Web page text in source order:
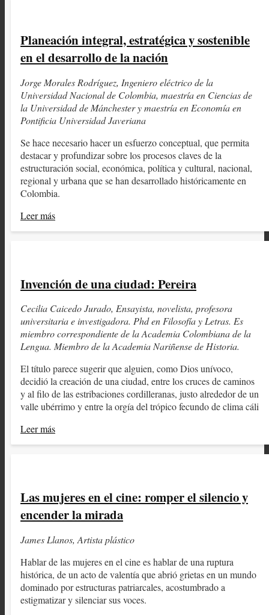
Planeación integral, estratégica y sostenible
en el desarrollo de la nación
Jorge Morales Rodríguez, Ingeniero eléctrico de la
Universidad Nacional de Colombia, maestría en Ciencias de
la Universidad de Mánchester y maestría en Economía en
Pontificia Universidad Javeriana
Se hace necesario hacer un esfuerzo conceptual, que permita
destacar y profundizar sobre los procesos claves de la
estructuración social, económica, política y cultural, nacional,
regional y urbana que se han desarrollado históricamente en
Colombia.
Leer más
Invención de una ciudad: Pereira
Cecilia Caicedo Jurado, Ensayista, novelista, profesora
universitaria e investigadora. Phd en Filosofía y Letras. Es
miembro correspondiente de la Academia Colombiana de la
Lengua. Miembro de la Academia Nariñense de Historia.
El título parece sugerir que alguien, como Dios unívoco,
decidió la creación de una ciudad, entre los cruces de caminos
y al filo de las estribaciones cordilleranas, justo alrededor de un
valle ubérrimo y entre la orgía del trópico fecundo de clima cáli
Leer más
Las mujeres en el cine: romper el silencio y
encender la mirada
James Llanos, Artista plástico
Hablar de las mujeres en el cine es hablar de una ruptura
histórica, de un acto de valentía que abrió grietas en un mundo
dominado por estructuras patriarcales, acostumbrado a
estigmatizar y silenciar sus voces.